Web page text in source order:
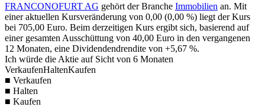
FRANCONOFURT AG gehört der Branche Immobilien an. Mit
einer aktuellen Kursveränderung von 0,00 (0,00 %) liegt der Kurs
bei 705,00 Euro. Beim derzeitigen Kurs ergibt sich, basierend auf
einer gesamten Ausschüttung von 40,00 Euro in den vergangenen
12 Monaten, eine Dividendendrendite von +5,67 %.
Ich würde die Aktie auf Sicht von 6 Monaten
VerkaufenHaltenKaufen
■ Verkaufen
■ Halten
■ Kaufen